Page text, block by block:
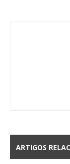
ARTIGOS